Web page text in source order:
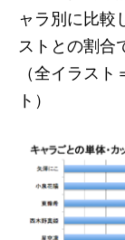
ャラ別に比較
ストとの割合
（全イラス
ト）